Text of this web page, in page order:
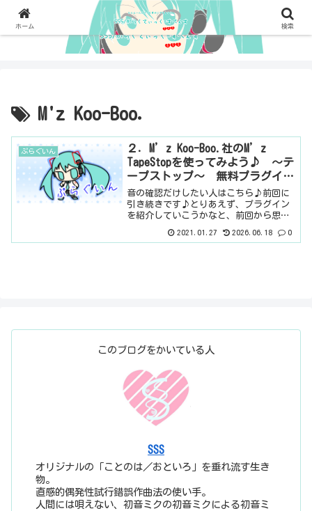
M'z Koo-Boo.
ぷらぐいん
２．M’z Koo-Boo.社のM’z
TapeStopを使ってみよう♪ 〜テ
ープストップ〜 無料プラグイ
ン
音の確認だけしたい人はこちら♪前回に
引き続きです♪とりあえず、プラグイン
を紹介していこうかなと、前回から思っ
なM'z TapeStopです。たぶん、masaka
2021.01.27 2026.06.18 0
このブログをかいている人
SSS
オリジナルの「ことのは／おといろ」を垂れ流す生き
物。
直感的偶発性試行錯誤作曲法の使い手。
人間には唄えない、初音ミクの初音ミクによる初音ミ
ホーム 検索